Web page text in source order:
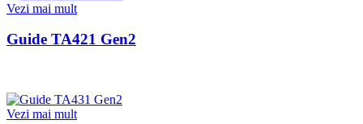
Vezi mai mult
Guide TA421 Gen2
Vezi mai mult